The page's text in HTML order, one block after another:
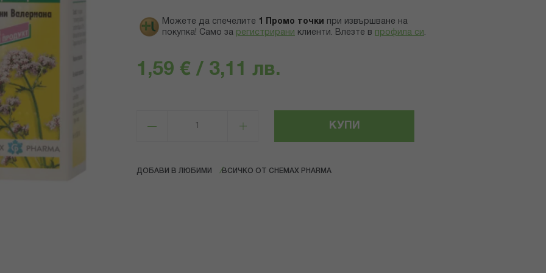
Можете да спечелите 1 Промо точки
при извършване на
покупка! Само за регистрирани клиенти. Влезте в профила си .
1,59 € / 3,11 лв.
КУПИ
ДОБАВИ В ЛЮБИМИ ВСИЧКО ОТ CHEMAX PHARMA